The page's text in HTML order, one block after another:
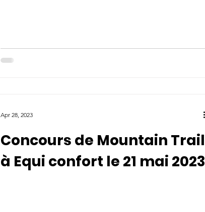
Concours de Mountain Trail
à Equi confort le 21 mai 2023
Apr 28, 2023